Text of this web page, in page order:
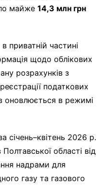
майже 14,3 млн грн
приватній частині
щодо облікових
розрахунків з
податкових
оновлюється в режимі
січень–квітень 2026 р.
області від
надрами для
газу та газового